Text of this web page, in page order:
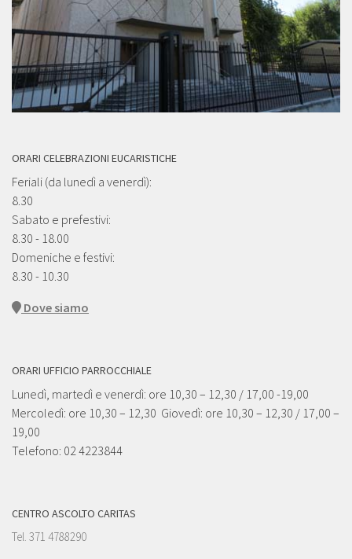
ORARI CELEBRAZIONI EUCARISTICHE
Feriali (da lunedì a venerdì):
8.30
Sabato e prefestivi:
8.30 - 18.00
Domeniche e festivi:
8.30 - 10.30
Dove siamo
ORARI UFFICIO PARROCCHIALE
Lunedì, martedì e venerdì: ore 10,30 – 12,30 / 17,00 -19,00
Mercoledì: ore 10,30 – 12,30 Giovedì: ore 10,30 – 12,30 / 17,00 –
19,00
Telefono: 02 4223844
CENTRO ASCOLTO CARITAS
Tel. 371 4788290